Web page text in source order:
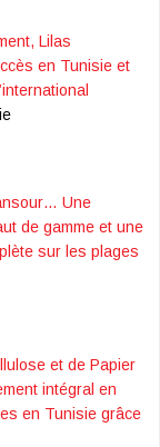
Lilas
en Tunisie et
Une
de gamme et une
sur les plages
et de Papier
intégral en
en Tunisie grâce